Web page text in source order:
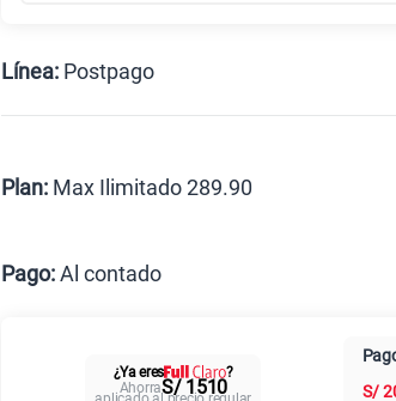
Línea: Postpago
Plan: Max Ilimitado 289.90
Pago:Al contado
Cuotas
¿Ya eres
?
AhorraS/ 1510
S/